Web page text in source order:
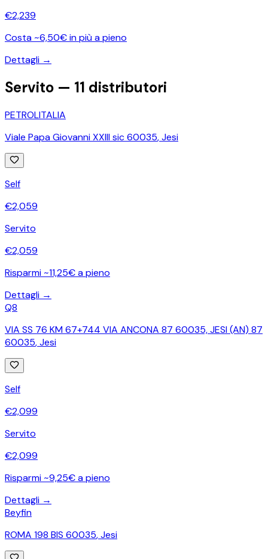
€2,239
Costa ~6,50€ in più a pieno
Dettagli →
Servito — 11 distributori
PETROLITALIA
Viale Papa Giovanni XXIII sic 60035,Jesi
Self
€2,059
Servito
€2,059
Risparmi ~11,25€ a pieno
Dettagli →
Q8
VIA SS 76 KM 67+744 VIA ANCONA 87 60035, JESI (AN) 87
60035,Jesi
Self
€2,099
Servito
€2,099
Risparmi ~9,25€ a pieno
Dettagli →
Beyfin
ROMA 198 BIS 60035,Jesi